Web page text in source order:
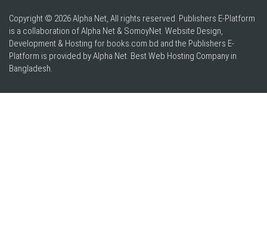
Copyright © 2026 Alpha Net, All rights reserved. Publishers E-Platform
is a collaboration of Alpha Net & SomoyNet. Website Design,
Development & Hosting for books.com.bd and the Publishers E-
Platform is provided by Alpha Net. BestWeb Hosting Company in
Bangladesh.